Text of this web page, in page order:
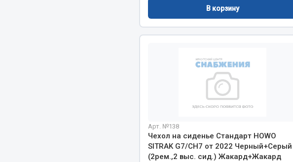
Весь раздел
В корзину
Арт. №138
Чехол на сиденье Стандарт HOWO
SITRAK G7/CH7 от 2022 Черный+Серый
(2рем.,2 выс. сид.) Жакард+Жакард